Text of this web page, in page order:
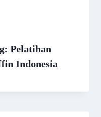
Pelatihan
Indonesia